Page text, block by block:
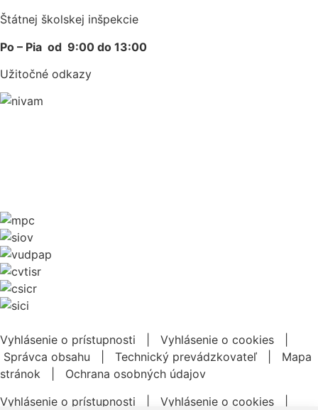
Štátnej školskej inšpekcie
Po – Pia od 9:00 do 13:00
Užitočné odkazy
Vyhlásenie o prístupnosti Vyhlásenie o cookies
Správca obsahu
Technický prevádzkovateľ
Mapa
stránok
Ochrana osobných údajov
Vyhlásenie o prístupnosti
Vyhlásenie o cookies